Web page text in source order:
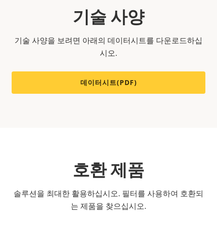
기술 사양
기술 사양을 보려면 아래의 데이터시트를 다운로드하십
시오.
데이터시트(PDF)
호환 제품
솔루션을 최대한 활용하십시오. 필터를 사용하여 호환되
는 제품을 찾으십시오.